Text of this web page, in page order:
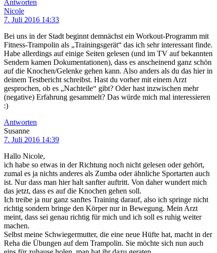
Antworten
Nicole
7. Juli 2016 14:33
Bei uns in der Stadt beginnt demnächst ein Workout-Programm mit
Fitness-Trampolin als „Trainingsgerät“ das ich sehr interessant finde.
Habe allerdings auf einige Seiten gelesen (und im TV auf bekannten
Sendern kamen Dokumentationen), dass es anscheinend ganz schön
auf die Knochen/Gelenke gehen kann. Also anders als du das hier in
deinem Testbericht schreibst. Hast du vorher mit einem Arzt
gesprochen, ob es „Nachteile“ gibt? Oder hast inzwischen mehr
(negative) Erfahrung gesammelt? Das würde mich mal interessieren
:)
Antworten
Susanne
7. Juli 2016 14:39
Hallo Nicole,
ich habe so etwas in der Richtung noch nicht gelesen oder gehört,
zumal es ja nichts anderes als Zumba oder ähnliche Sportarten auch
ist. Nur dass man hier halt sanfter auftritt. Von daher wundert mich
das jetzt, dass es auf die Knochen gehen soll.
Ich treibe ja nur ganz sanftes Training darauf, also ich springe nicht
richtig sondern bringe den Körper nur in Bewegung. Mein Arzt
meint, dass sei genau richtig für mich und ich soll es ruhig weiter
machen.
Selbst meine Schwiegermutter, die eine neue Hüfte hat, macht in der
Reha die Übungen auf dem Trampolin. Sie möchte sich nun auch